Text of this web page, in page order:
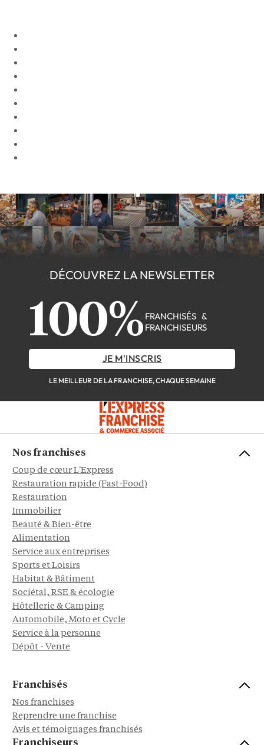
DÉCOUVREZ LA NEWSLETTER
100% FRANCHISÉS &
FRANCHISEURS
JE M'INSCRIS
LE MEILLEUR DE LA FRANCHISE, CHAQUE SEMAINE
Nos franchises
Coup de cœur L'Express
Restauration rapide (Fast-Food)
Restauration
Immobilier
Beauté & Bien-être
Alimentation
Service aux entreprises
Sports et Loisirs
Habitat & Bâtiment
Sociétal, RSE & écologie
Hôtellerie & Camping
Automobile, Moto et Cycle
Service à la personne
Dépôt - Vente
Franchisés
Nos franchises
Reprendre une franchise
Avis et témoignages franchisés